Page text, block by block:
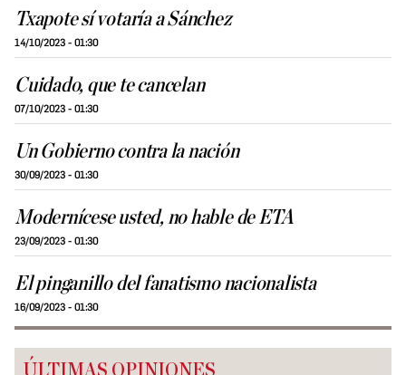
Txapote sí votaría a Sánchez
14/10/2023 - 01:30
Cuidado, que te cancelan
07/10/2023 - 01:30
Un Gobierno contra la nación
30/09/2023 - 01:30
Modernícese usted, no hable de ETA
23/09/2023 - 01:30
El pinganillo del fanatismo nacionalista
16/09/2023 - 01:30